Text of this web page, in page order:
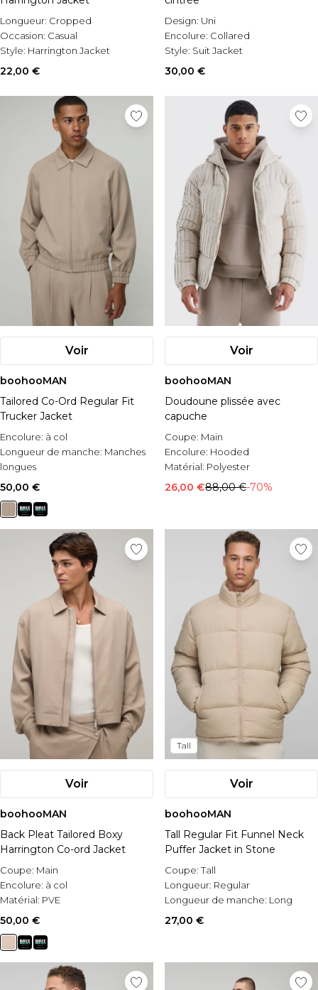
Longueur: Cropped
Occasion: Casual
Style: Harrington Jacket
22,00 €
Design: Uni
Encolure: Collared
Style: Suit Jacket
30,00 €
Voir
boohooMAN
Tailored Co-Ord Regular Fit
Trucker Jacket
Encolure: à col
Longueur de manche: Manches
longues
Matérial:
50,00 €
Voir
boohooMAN
Doudoune plissée avec
capuche
Coupe: Main
Encolure: Hooded
Matérial: Polyester
26,00 €88,00 €-70%
Voir
boohooMAN
Back Pleat Tailored Boxy
Harrington Co-ord Jacket
Coupe: Main
Encolure: à col
Matérial: PVE
50,00 €
Tall
Voir
boohooMAN
Tall Regular Fit Funnel Neck
Puffer Jacket in Stone
Coupe:Tall
Longueur: Regular
Longueur de manche: Long
Sleeve
27,00 €